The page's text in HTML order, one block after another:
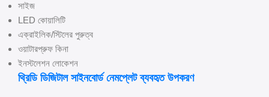
সাইজ
LED কোয়ালিটি
এক্রাইলিক/স্টিলের পুরুত্ব
ওয়াটারপ্রুফ কিনা
ইনস্টলেশন লোকেশন
থ্রিডি ডিজিটাল সাইনবোর্ড নেমপ্লেটব্যবহৃত উপকরণ